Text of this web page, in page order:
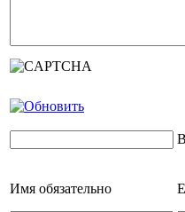
Имя обязательно